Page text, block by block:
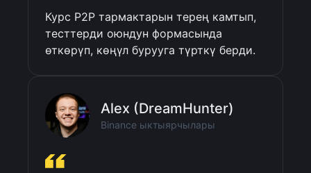
Курс P2P тармактарын терең камтып,
тесттерди оюндун формасында
өткөрүп, көңүл бурууга түрткү берди.
Alex (DreamHunter)
Binance ыктыярчылары